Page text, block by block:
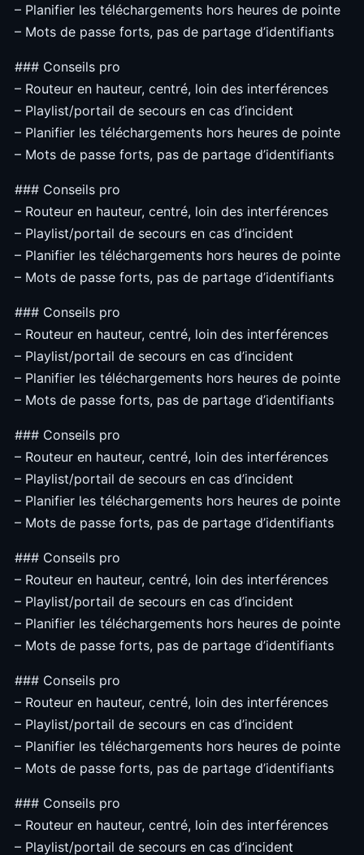
– Planifier les téléchargements hors heures de pointe
– Mots de passe forts, pas de partage d’identifiants
### Conseils pro
– Routeur en hauteur, centré, loin des interférences
– Playlist/portail de secours en cas d’incident
– Planifier les téléchargements hors heures de pointe
– Mots de passe forts, pas de partage d’identifiants
### Conseils pro
– Routeur en hauteur, centré, loin des interférences
– Playlist/portail de secours en cas d’incident
– Planifier les téléchargements hors heures de pointe
– Mots de passe forts, pas de partage d’identifiants
### Conseils pro
– Routeur en hauteur, centré, loin des interférences
– Playlist/portail de secours en cas d’incident
– Planifier les téléchargements hors heures de pointe
– Mots de passe forts, pas de partage d’identifiants
### Conseils pro
– Routeur en hauteur, centré, loin des interférences
– Playlist/portail de secours en cas d’incident
– Planifier les téléchargements hors heures de pointe
– Mots de passe forts, pas de partage d’identifiants
### Conseils pro
– Routeur en hauteur, centré, loin des interférences
– Playlist/portail de secours en cas d’incident
– Planifier les téléchargements hors heures de pointe
– Mots de passe forts, pas de partage d’identifiants
### Conseils pro
– Routeur en hauteur, centré, loin des interférences
– Playlist/portail de secours en cas d’incident
– Planifier les téléchargements hors heures de pointe
– Mots de passe forts, pas de partage d’identifiants
### Conseils pro
– Routeur en hauteur, centré, loin des interférences
– Playlist/portail de secours en cas d’incident